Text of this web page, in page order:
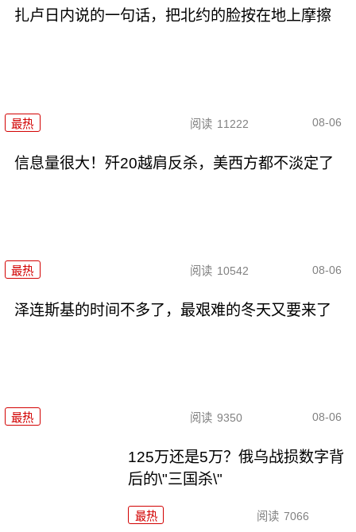
扎卢日内说的一句话，把北约的脸按在地上摩擦
最热 阅读 11222 08-06
信息量很大！歼20越肩反杀，美西方都不淡定了
最热 阅读 10542 08-06
泽连斯基的时间不多了，最艰难的冬天又要来了
最热 阅读 9350 08-06
125万还是5万？俄乌战损数字背
后的\"三国杀\"
最热 阅读 7066